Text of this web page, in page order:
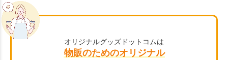
オリジナルグッズドットコムは
物販のためのオリジナル